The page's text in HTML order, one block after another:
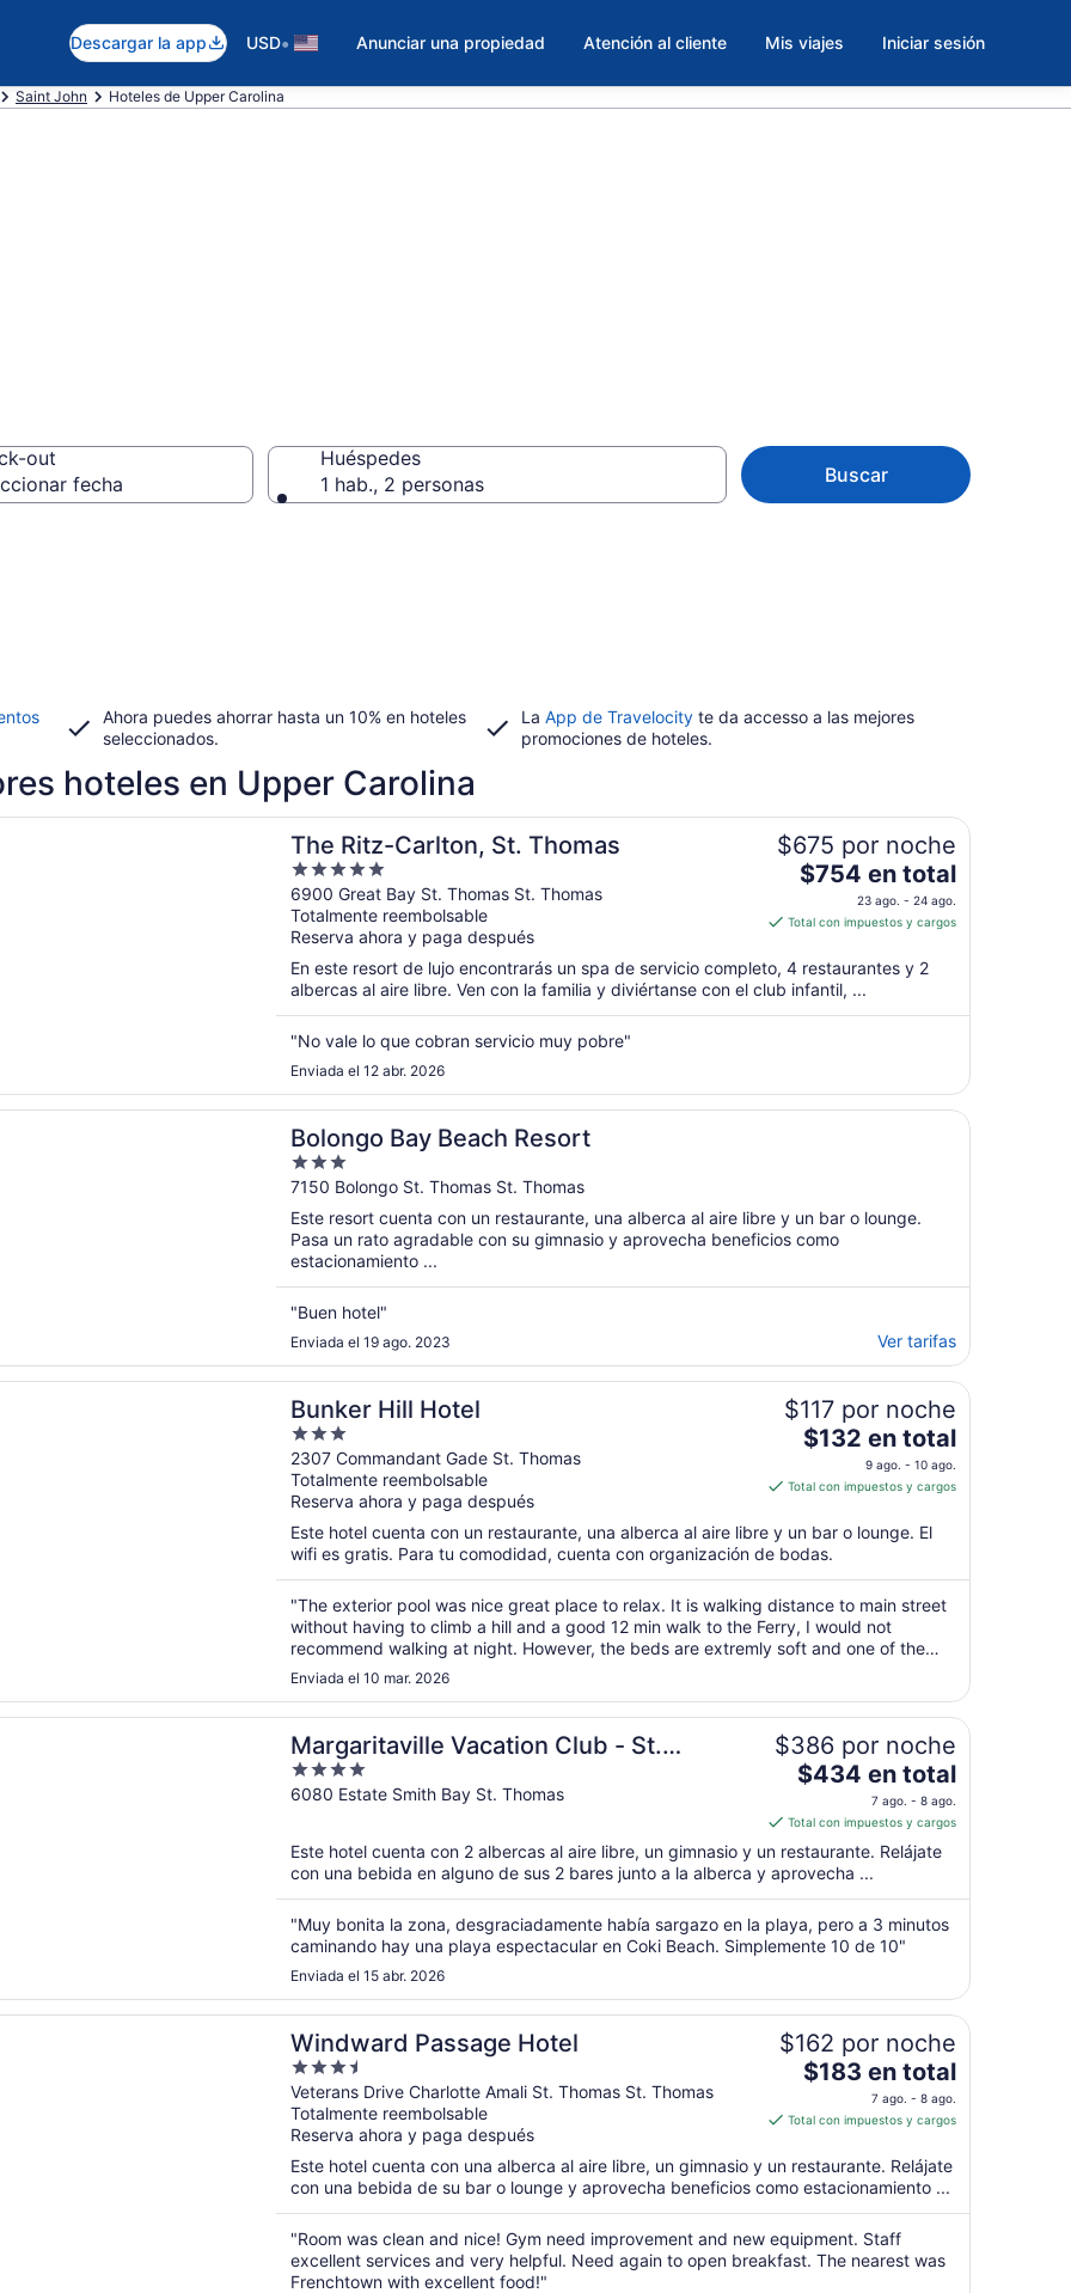
Descargar la app USD• Anunciar una propiedad Atención al cliente Mis viajes Iniciar sesión
Saint John Hoteles de Upper Carolina
out
fecha
Huéspedes
1 hab., 2 personas
Buscar
Ahora puedes ahorrar hasta un 10% en hoteles
seleccionados.
La App de Travelocity te da accesso a las mejores
promociones de hoteles.
hoteles en Upper Carolina
The Ritz-Carlton, St. Thomas
5
out
of
5
6900 Great Bay St. Thomas St. Thomas
Totalmente reembolsable
Reserva ahora y paga después
$675 por noche
El
es
$754
en
total
23
ago
$754 en total
23 ago. - 24 ago.
Total con impuestos y cargos
En este resort de lujo encontrarás un spa de servicio completo, 4 restaurantes y 2
albercas al aire libre. Ven con la familia y diviértanse con el club infantil, ...
"No vale lo que cobran servicio muy pobre"
Enviada el 12 abr. 2026
en una nueva ventana
Carlton, St. Thomas
Bolongo Bay Beach Resort
3
out
of
5
7150 Bolongo St. Thomas St. Thomas
Este resort cuenta con un restaurante, una alberca al aire libre y un bar o lounge.
Pasa un rato agradable con su gimnasio y aprovecha beneficios como
estacionamiento ...
"Buen hotel"
Enviada el 19 ago. 2023 Ver tarifas
en una nueva ventana
Beach Resort
Bunker Hill Hotel
3
out
of
5
2307 Commandant Gade St. Thomas
Totalmente reembolsable
Reserva ahora y paga después
$117 por noche
El
es
$132
en
total
por
noche
del
ago
al
10
ago
$132 en total
9 ago. - 10 ago.
Total con impuestos y cargos
Este hotel cuenta con un restaurante, una alberca al aire libre y un bar o lounge. El
wifi es gratis. Para tu comodidad, cuenta con organización de bodas.
"The exterior pool was nice great place to relax. It is walking distance to main street
without having to climb a hill and a good 12 min walk to the Ferry, I would not
recommend walking at night. However, the beds are extremly soft and one of the
bedsheets was dirty whick look to be stains of blood, ..."
Enviada el 10 mar. 2026
en una nueva ventana
Hotel
Margaritaville Vacation Club - St.
Thomas
4
out
5
6080 Estate Smith Bay St. Thomas
$386 por noche
El
es
de
$434
por
7
ago
al
8
$434 en total
7 ago. - 8 ago.
Total con impuestos y cargos
Este hotel cuenta con 2 albercas al aire libre, un gimnasio y un restaurante. Relájate
con una bebida en alguno de sus 2 bares junto a la alberca y aprovecha ...
"Muy bonita la zona, desgraciadamente había sargazo en la playa, pero a 3 minutos
caminando hay una playa espectacular en Coki Beach. Simplemente 10 de 10"
Enviada el 15 abr. 2026
en una nueva ventana
Vacation Club - St. Thomas
Windward Passage Hotel
3.5
out
of
5
Veterans Drive Charlotte Amali St. Thomas St. Thomas
Totalmente reembolsable
Reserva ahora y paga después
$162 por noche
El
es
$183
en
total
por
noche
$183 en total
7 ago. - 8 ago.
Total con impuestos y cargos
Este hotel cuenta con una alberca al aire libre, un gimnasio y un restaurante. Relájate
con una bebida de su bar o lounge y aprovecha beneficios como estacionamiento ...
"Room was clean and nice! Gym need improvement and new equipment. Staff
excellent services and very helpful. Need again to open breakfast. The nearest was
Frenchtown with excellent food!"
en una nueva ventana
Passage Hotel